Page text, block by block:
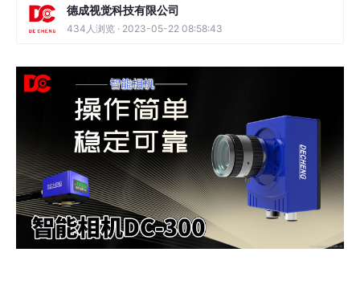
德成视觉科技有限公司
434人浏览 · 2023-05-22 08:58:43